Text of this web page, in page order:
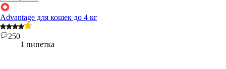
Advantage для кошек до 4 кг
250
1 пипетка